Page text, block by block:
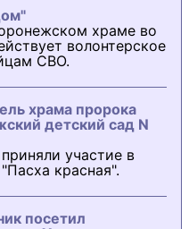
храме во
волонтерское
СВО.
храма пророка
детский сад N
участие в
красная".
посетил